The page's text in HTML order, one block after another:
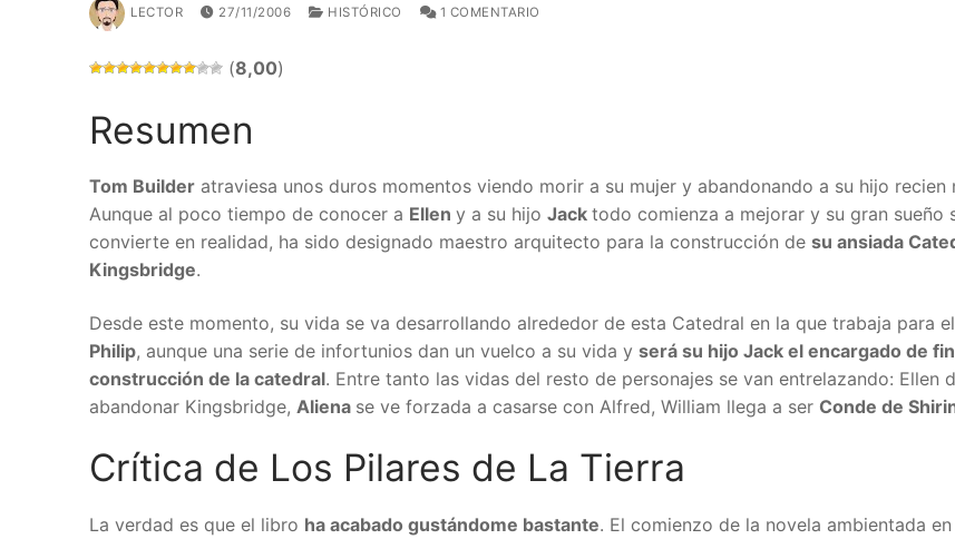
LECTOR 27/11/2006 HISTÓRICO 1 COMENTARIO
(8,00)
Resumen
Tom Builder atraviesa unos duros momentos viendo morir a su mujer y abandonando a su hijo recien
Aunque al poco tiempo de conocer a Ellen y a su hijo Jack todo comienza a mejorar y su gran sueño
convierte en realidad, ha sido designado maestro arquitecto para la construcción de su ansiada
Kingsbridge.
Desde este momento, su vida se va desarrollando alrededor de esta Catedral en la que trabaja para el
Philip, aunque una serie de infortunios dan un vuelco a su vida y será su hijo Jack el encargado de
construcción de la catedral. Entre tanto las vidas del resto de personajes se van entrelazando: Ellen
abandonar Kingsbridge, Aliena se ve forzada a casarse con Alfred, William llega a ser Conde de
Crítica de Los Pilares de La Tierra
La verdad es que el libro ha acabado gustándome bastante. El comienzo de la novela ambientada en